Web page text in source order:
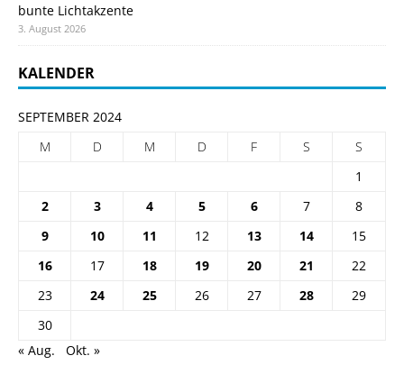
bunte Lichtakzente
3. August 2026
KALENDER
SEPTEMBER 2024
M
D M D F S
S
1
2
3 4 5 6 7
8
9
10 11 12 13 14
15
16
17 18 19 20 21
22
23
24 25 26 27 28
29
30
« Aug.
Okt. »